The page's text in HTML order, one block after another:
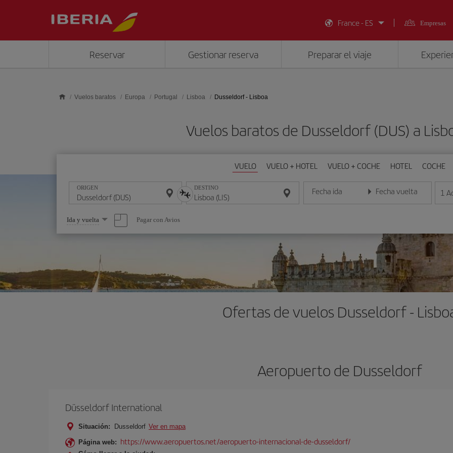
France - ES
Empresas
Reservar Gestionar reserva Preparar el viaje
Vuelos baratos Europa Portugal Lisboa Dusseldorf - Lisboa
Vuelos baratos de Dusseldorf (DUS) a
VUELO VUELO + HOTEL VUELO + COCHE HOTEL COCHE
ORIGEN DESTINO Fecha ida
Introduce la fecha en formato día/mes/año
Fecha vuelta
Introduce la fecha en 1
Seleccione
una
opción
Ida y vuelta Pagar con Avios
Ofertas de vuelos Dusseldorf -
Aeropuerto de Dusseldorf
Düsseldorf International
Situación: Dusseldorf Ver en mapa
Página web: https://www.aeropuertos.net/aeropuerto-internacional-de-dusseldorf/